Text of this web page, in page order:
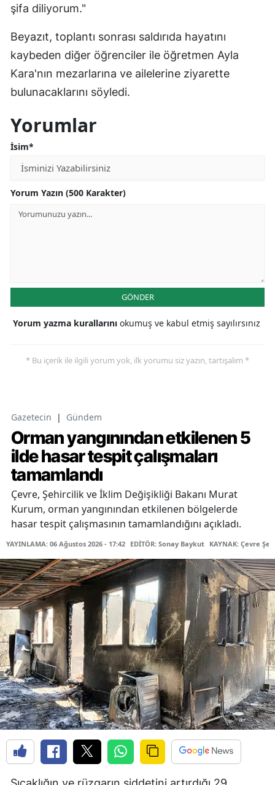
şifa diliyorum."
Beyazıt, toplantı sonrası saldırıda hayatını
kaybeden diğer öğrenciler ile öğretmen Ayla
Kara'nın mezarlarına ve ailelerine ziyarette
bulunacaklarını söyledi.
Yorumlar
İsim*
Yorum Yazın (500 Karakter)
GÖNDER
Yorum yazma kurallarını okumuş ve kabul etmiş sayılırsınız
* Bu içerik ile ilgili yorum yok, ilk yorumu siz yazın, tartışalım *
Gazetecin | Gündem
Orman yangınından etkilenen 5
ilde hasar tespit çalışmaları
tamamlandı
Çevre, Şehircilik ve İklim Değişikliği Bakanı Murat
Kurum, orman yangınından etkilenen bölgelerde
hasar tespit çalışmasının tamamlandığını açıkladı.
YAYINLAMA: 06 Ağustos 2026 - 17:42 EDİTÖR: Sonay Baykut KAYNAK: Çevre